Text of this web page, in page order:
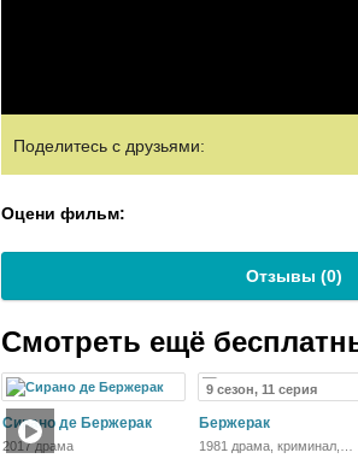
Поделитесь с друзьями:
Оцени фильм:
Отзывы (0)
Смотреть ещё
Сирано де Бержерак
2017 драма
9 сезон, 11 серия
Бержерак
1981 драма, криминал,